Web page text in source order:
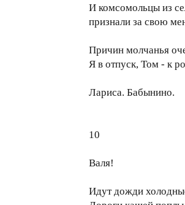
И комсомольцы из
признали за свою
Причин молчанья
Я в отпуск, Том - к
Лариса. Бабынино.
10
Валя!
Идут дожди